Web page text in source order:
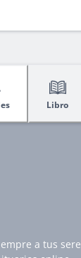
Libro
a tus